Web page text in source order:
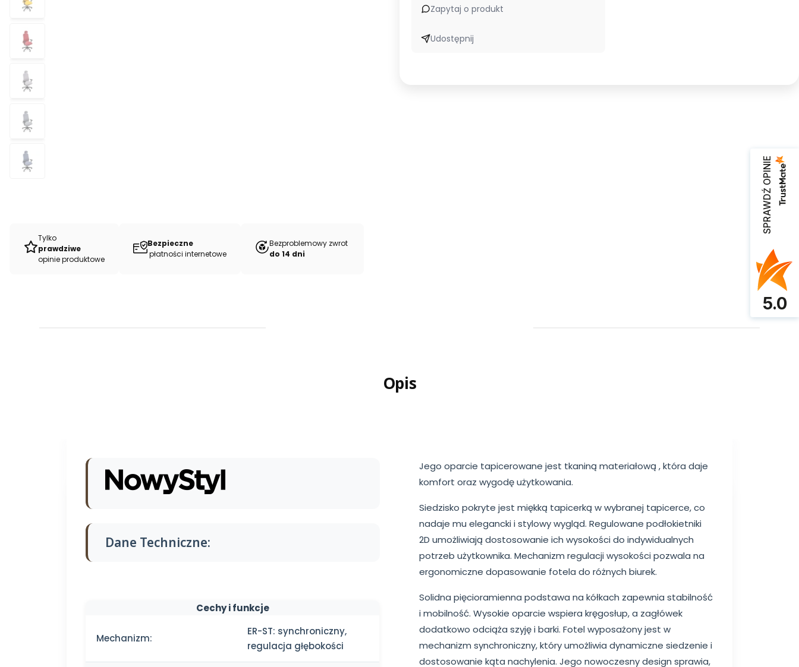
Tylko
prawdziwe
opinie produktowe
Bezpieczne
płatności internetowe
Bezproblemowy zwrot
do 14 dni
Zapytaj o produkt
Udostępnij
Opis
Dane Techniczne:
Cechy i funkcje
Mechanizm:
ER-ST: synchroniczny,
regulacja głębokości
Jego oparcie tapicerowane jest tkaniną materiałową , która daje
komfort oraz wygodę użytkowania.
Siedzisko pokryte jest miękką tapicerką w wybranej tapicerce, co
nadaje mu elegancki i stylowy wygląd. Regulowane podłokietniki
2D umożliwiają dostosowanie ich wysokości do indywidualnych
potrzeb użytkownika. Mechanizm regulacji wysokości pozwala na
ergonomiczne dopasowanie fotela do różnych biurek.
Solidna pięcioramienna podstawa na kółkach zapewnia stabilność
i mobilność. Wysokie oparcie wspiera kręgosłup, a zagłówek
dodatkowo odciąża szyję i barki. Fotel wyposażony jest w
mechanizm synchroniczny, który umożliwia dynamiczne siedzenie i
dostosowanie kąta nachylenia. Jego nowoczesny design sprawia,
SPRAWDŹ OPINIE
5.0